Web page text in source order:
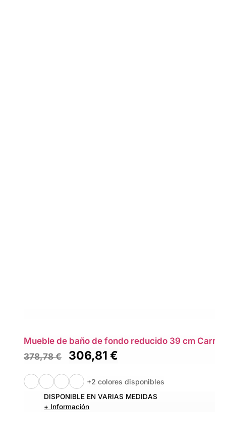
Mueble de baño de fondo reducido 39 cm
378,78€ 306,81€
+2 colores disponibles
DISPONIBLE EN VARIAS MEDIDAS
+ Información